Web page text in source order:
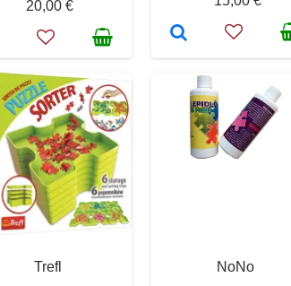
20,00 €
Trefl NoNo